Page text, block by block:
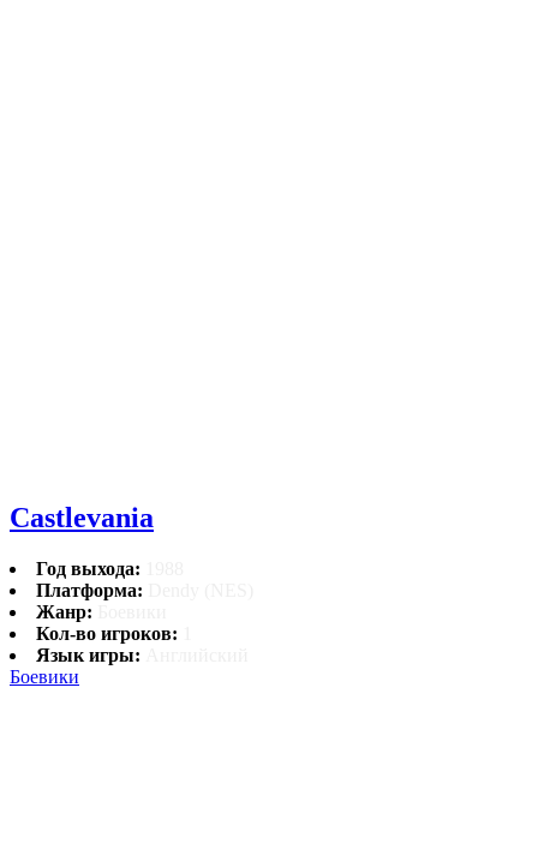
Castlevania
Год выхода:
Платформа:
Жанр:
Кол-во игроков:
Язык игры:
Боевики